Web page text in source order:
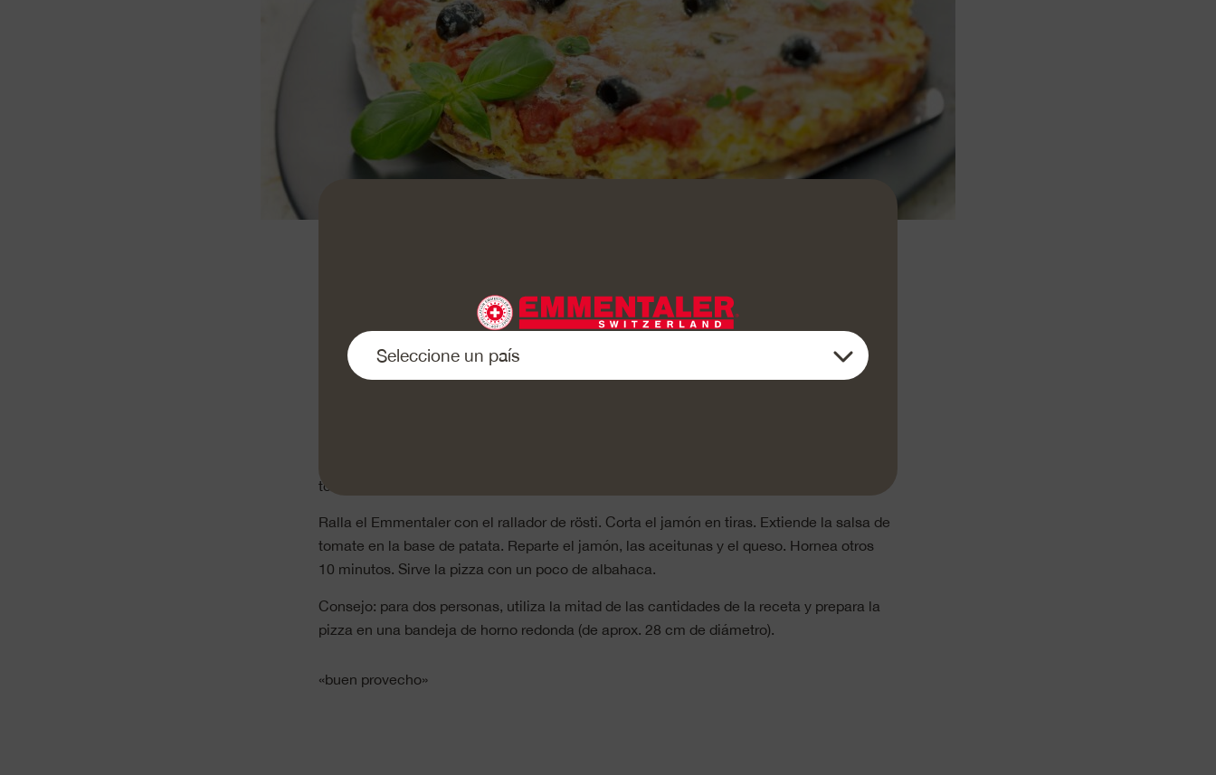
Cuando estén frías, pela las patatas y rállalas con el rallador de rösti. Bate los huevos y
mézclalos con las patatas con sal y harina. Distribuye la masa de manera homogénea en
tomate y cocínalo a fuego lento durante 15 minutos. Condimenta con sal y pimienta.
Ralla el Emmentaler con el rallador de rösti. Corta el jamón en tiras. Extiende la salsa de
tomate en la base de patata. Reparte el jamón, las aceitunas y el queso. Hornea otros
10 minutos. Sirve la pizza con un poco de albahaca.
Consejo: para dos personas, utiliza la mitad de las cantidades de la receta y prepara la
pizza en una bandeja de horno redonda (de aprox. 28 cm de diámetro).
«buen provecho»